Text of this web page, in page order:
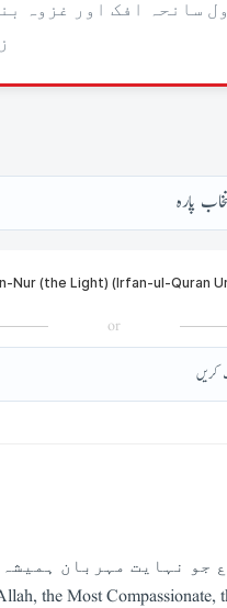
سانحہ افک اور
پارہ
or
جو نہایت مہربان ہمیشہ
the Most Compassionate,